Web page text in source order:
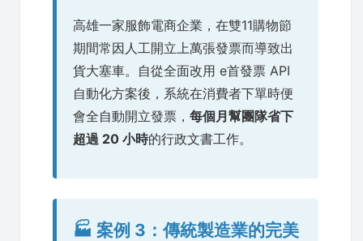
高雄一家服飾電商企業，在雙11購物節
期間常因人工開立上萬張發票而導致出
貨大塞車。自從全面改用 e首發票 API
自動化方案後，系統在消費者下單時便
會全自動開立發票， 每個月幫團隊省下
超過 20 小時的行政文書工作。
🏭 案例 3：傳統製造業的完美